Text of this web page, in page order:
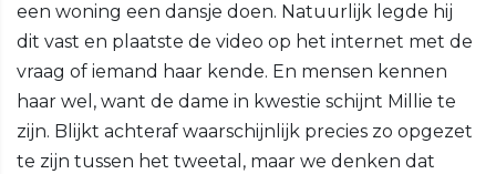
een woning een dansje doen. Natuurlijk legde hij
dit vast en plaatste de video op het internet met de
vraag of iemand haar kende. En mensen kennen
haar wel, want de dame in kwestie schijnt Millie te
zijn. Blijkt achteraf waarschijnlijk precies zo opgezet
te zijn tussen het tweetal, maar we denken dat